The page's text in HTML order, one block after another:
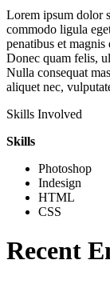
Lorem ipsum dolor
commodo ligula
penatibus et
Donec quam felis,
Nulla consequat
aliquet nec,
Skills Involved
Skills
Photoshop
Indesign
HTML
CSS
Recent